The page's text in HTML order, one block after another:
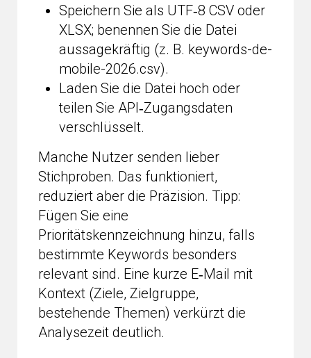
Speichern Sie als UTF‑8 CSV oder
XLSX; benennen Sie die Datei
aussagekräftig (z. B. keywords-de-
mobile-2026.csv).
Laden Sie die Datei hoch oder
teilen Sie API‑Zugangsdaten
verschlüsselt.
Manche Nutzer senden lieber
Stichproben. Das funktioniert,
reduziert aber die Präzision. Tipp:
Fügen Sie eine
Prioritätskennzeichnung hinzu, falls
bestimmte Keywords besonders
relevant sind. Eine kurze E‑Mail mit
Kontext (Ziele, Zielgruppe,
bestehende Themen) verkürzt die
Analysezeit deutlich.